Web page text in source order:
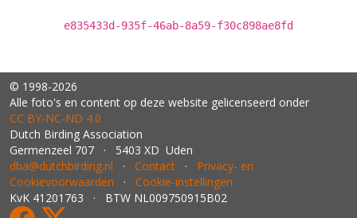
e835433d-935f-46ab-8a59-f30c898ae8fd
© 1998-2026
Alle foto's en content op deze website gelicenseerd onder
CC BY‑NC‑ND 4.0
Dutch Birding Association
Germenzeel 707 · 5403 XD Uden
dba@dutchbirding.nl · Contact · Privacy- en
Cookievoorwaarden · Cookie-instellingen
KvK 41201763 · BTW NL009750915B02